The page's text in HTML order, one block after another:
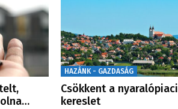
HAZÁNK - GAZDASÁG
Csökkent a nyaralópiaci
kereslet